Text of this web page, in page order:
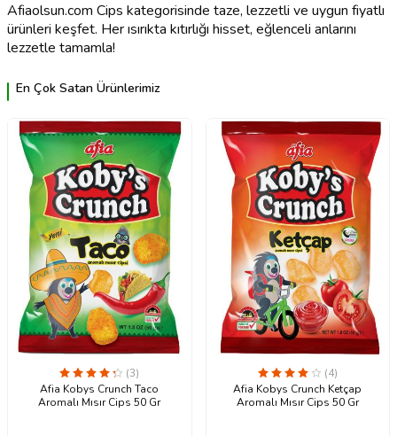
Afiaolsun.com Cips kategorisinde taze, lezzetli ve uygun fiyatlı
ürünleri keşfet. Her ısırıkta kıtırlığı hisset, eğlenceli anlarını
lezzetle tamamla!
En Çok Satan Ürünlerimiz
(3)
Afia Kobys Crunch Taco
Aromalı Mısır Cips 50 Gr
(4)
Afia Kobys Crunch Ketçap
Aromalı Mısır Cips 50 Gr